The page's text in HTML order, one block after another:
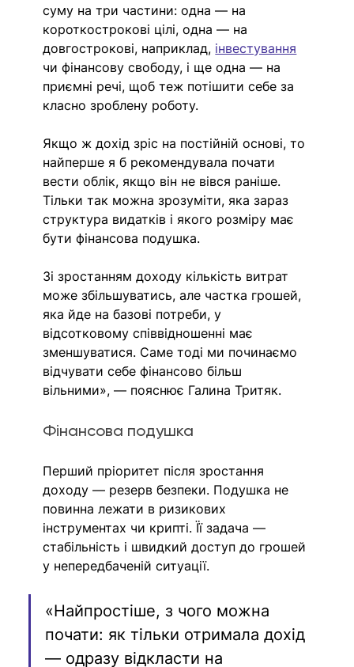
суму на три частини: одна — на
короткострокові цілі, одна — на
довгострокові, наприклад, інвестування
чи фінансову свободу, і ще одна — на
приємні речі, щоб теж потішити себе за
класно зроблену роботу.
Якщо ж дохід зріс на постійній основі, то
найперше я б рекомендувала почати
вести облік, якщо він не вівся раніше.
Тільки так можна зрозуміти, яка зараз
структура видатків і якого розміру має
бути фінансова подушка.
Зі зростанням доходу кількість витрат
може збільшуватись, але частка грошей,
яка йде на базові потреби, у
відсотковому співвідношенні має
зменшуватися. Саме тоді ми починаємо
відчувати себе фінансово більш
вільними», — пояснює Галина Тритяк.
Фінансова подушка
Перший пріоритет після зростання
доходу — резерв безпеки. Подушка не
повинна лежати в ризикових
інструментах чи крипті. Її задача —
стабільність і швидкий доступ до грошей
у непередбаченій ситуації.
«Найпростіше, з чого можна
почати: як тільки отримала дохід
— одразу відкласти на